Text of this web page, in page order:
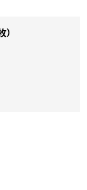
）